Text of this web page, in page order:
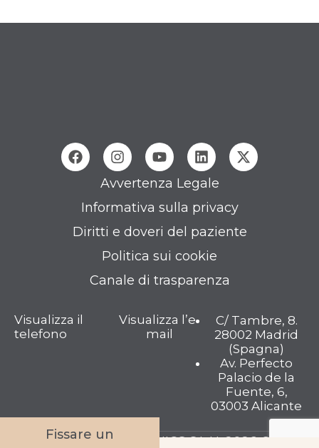
Avvertenza Legale
Informativa sulla privacy
Diritti e doveri del paziente
Politica sui cookie
Canale di trasparenza
Visualizza il
telefono
Visualizza l’e-
mail
C/ Tambre, 8.
28002 Madrid
(Spagna)
Av. Perfecto
Palacio de la
Fuente, 6,
03003 Alicante
TAMBRE FERTILITY CLINICS S.L.U. 2026 © Tutti i
Fissare un